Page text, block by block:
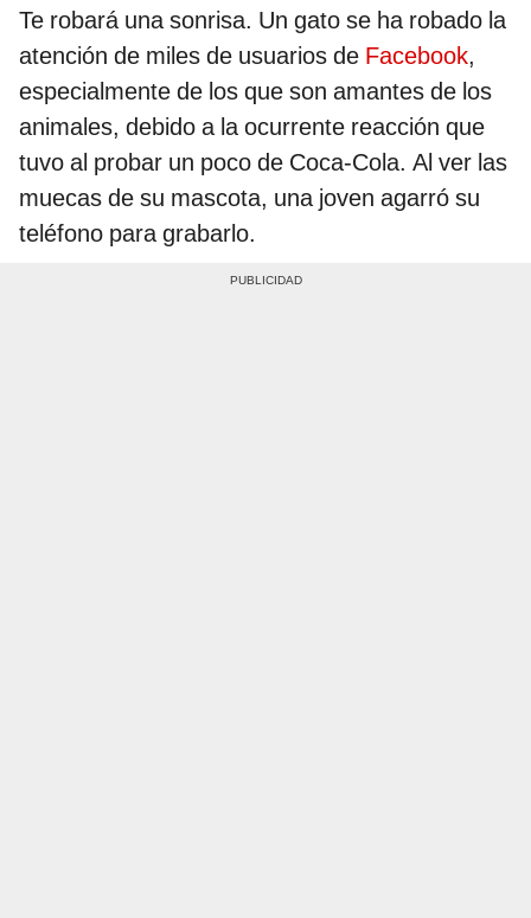
Te robará una sonrisa. Un gato se ha robado la
atención de miles de usuarios de Facebook,
especialmente de los que son amantes de los
animales, debido a la ocurrente reacción que
tuvo al probar un poco de Coca-Cola. Al ver las
muecas de su mascota, una joven agarró su
teléfono para grabarlo.